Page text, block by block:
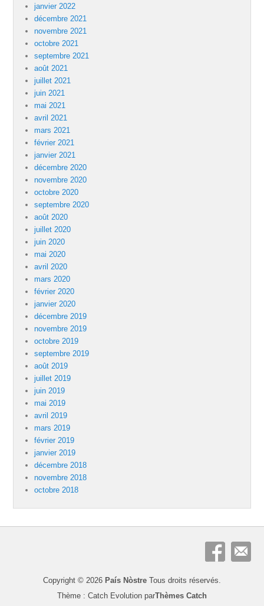
janvier 2022
décembre 2021
novembre 2021
octobre 2021
septembre 2021
août 2021
juillet 2021
juin 2021
mai 2021
avril 2021
mars 2021
février 2021
janvier 2021
décembre 2020
novembre 2020
octobre 2020
septembre 2020
août 2020
juillet 2020
juin 2020
mai 2020
avril 2020
mars 2020
février 2020
janvier 2020
décembre 2019
novembre 2019
octobre 2019
septembre 2019
août 2019
juillet 2019
juin 2019
mai 2019
avril 2019
mars 2019
février 2019
janvier 2019
décembre 2018
novembre 2018
octobre 2018
Copyright © 2026 País Nòstre Tous droits réservés.
Thème : Catch Evolution parThèmes Catch